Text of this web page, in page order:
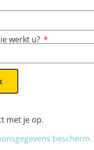
werkt u?
met je op.
bescherm.